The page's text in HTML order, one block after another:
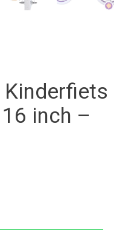
Kinderfiets
inch –